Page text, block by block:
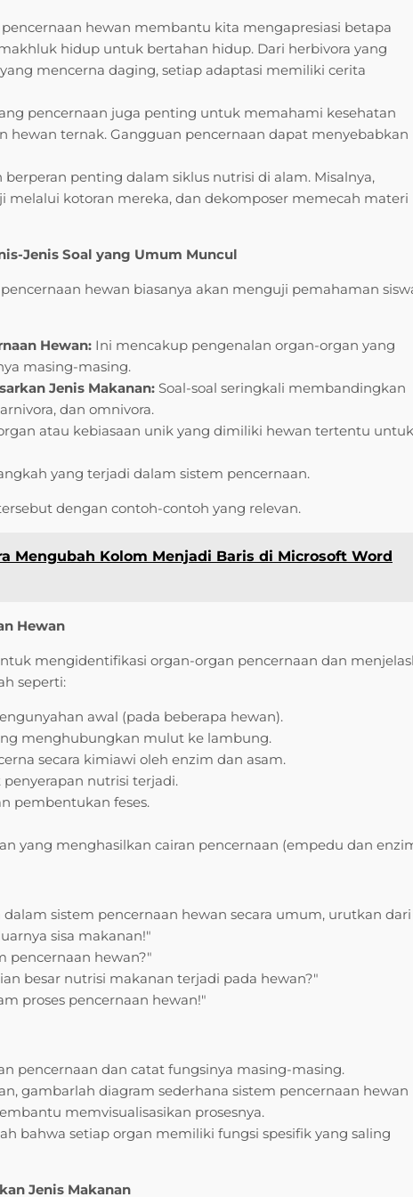
hewan membantu kita mengapresiasi betapa
hidup untuk bertahan hidup. Dari herbivora yang
mencerna daging, setiap adaptasi memiliki cerita
pencernaan juga penting untuk memahami kesehatan
hewan ternak. Gangguan pencernaan dapat menyebabkan
penting dalam siklus nutrisi di alam. Misalnya,
kotoran mereka, dan dekomposer memecah materi
Jenis Soal yang Umum Muncul
hewan biasanya akan menguji pemahaman
Hewan: Ini mencakup pengenalan organ-organ yang
masing-masing.
Jenis Makanan: Soal-soal seringkali membandingkan
dan omnivora.
atau kebiasaan unik yang dimiliki hewan tertentu untuk
yang terjadi dalam sistem pencernaan.
dengan contoh-contoh yang relevan.
Mengubah Kolom Menjadi Baris di Microsoft Word
Hewan
mengidentifikasi organ-organ pencernaan dan
seperti:
awal (pada beberapa hewan).
menghubungkan mulut ke lambung.
secara kimiawi oleh enzim dan asam.
nutrisi terjadi.
pembentukan feses.
yang menghasilkan cairan pencernaan (empedu dan
sistem pencernaan hewan secara umum, urutkan dari
sisa makanan!"
pencernaan hewan?"
besar nutrisi makanan terjadi pada hewan?"
proses pencernaan hewan!"
pencernaan dan catat fungsinya masing-masing.
gambarlah diagram sederhana sistem pencernaan hewan
memvisualisasikan prosesnya.
bahwa setiap organ memiliki fungsi spesifik yang saling
Jenis Makanan